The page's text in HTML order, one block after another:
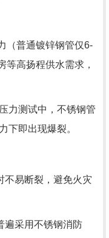
（普通镀锌钢管仅6-
等高扬程供水需求，
力测试中，不锈钢管
下即出现爆裂。
不易断裂，避免火灾
遍采用不锈钢消防